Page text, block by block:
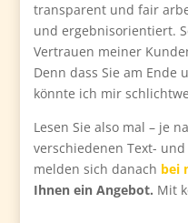
transparent und fair
und ergebnisorientiert.
Vertrauen meiner
Denn dass Sie am
könnte ich mir
Lesen Sie also mal – je
verschiedenen Text-
melden sich danach bei
Ihnen ein Angebot. Mit